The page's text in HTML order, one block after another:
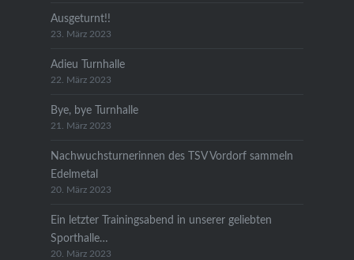
Ausgeturnt!!
23. März 2023
Adieu Turnhalle
22. März 2023
Bye, bye Turnhalle
21. März 2023
Nachwuchsturnerinnen des TSV Vordorf sammeln
Edelmetal
20. März 2023
Ein letzter Trainingsabend in unserer geliebten
Sporthalle…
20. März 2023